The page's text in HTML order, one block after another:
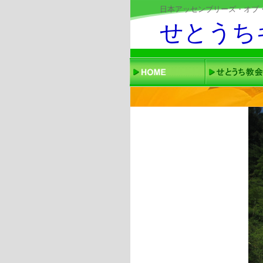
日本アッセンブリーズ・オブ
せとうち